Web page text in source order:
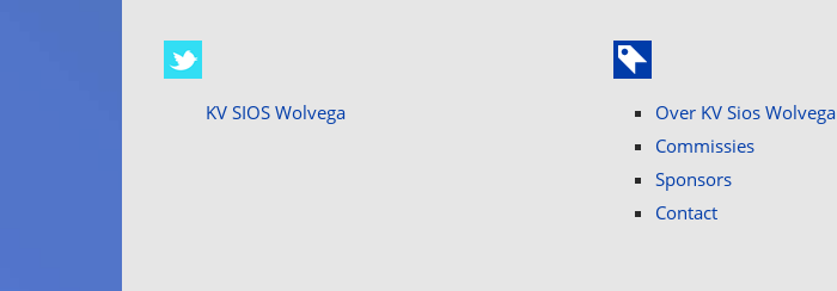
KV SIOS Wolvega
Over KV Sios Wolvega
Commissies
Sponsors
Contact